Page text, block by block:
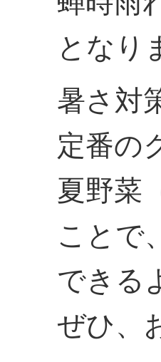
となり
暑さ対
定番の
夏野菜
ことで
できる
ぜひ、